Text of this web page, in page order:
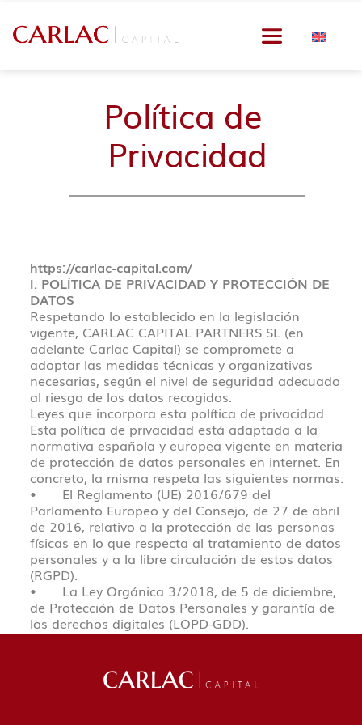
Política de
Privacidad
https://carlac-capital.com/
I. POLÍTICA DE PRIVACIDAD Y PROTECCIÓN DE
DATOS
Respetando lo establecido en la legislación
vigente, CARLAC CAPITAL PARTNERS SL (en
adelante Carlac Capital) se compromete a
adoptar las medidas técnicas y organizativas
necesarias, según el nivel de seguridad adecuado
al riesgo de los datos recogidos.
Leyes que incorpora esta política de privacidad
Esta política de privacidad está adaptada a la
normativa española y europea vigente en materia
de protección de datos personales en internet. En
concreto, la misma respeta las siguientes normas:
•	El Reglamento (UE) 2016/679 del
Parlamento Europeo y del Consejo, de 27 de abril
de 2016, relativo a la protección de las personas
físicas en lo que respecta al tratamiento de datos
personales y a la libre circulación de estos datos
(RGPD).
•	La Ley Orgánica 3/2018, de 5 de diciembre,
de Protección de Datos Personales y garantía de
los derechos digitales (LOPD-GDD).
•	El Real Decreto 1720/2007, de 21 de
de desarrollo de la Ley Orgánica 15/1999, de 13
de diciembre, de Protección de Datos de Carácter